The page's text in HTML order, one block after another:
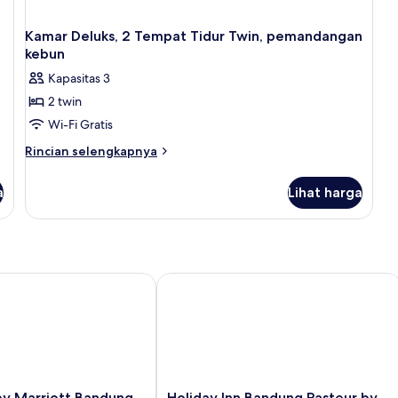
Kamar Deluks, 2 Tempat Tidur Twin, pemandangan
kebun
Kapasitas 3
2 twin
Wi-Fi Gratis
Rincian selengkapnya
Rincian
Kamar
Tidur
Lihat harga
Bandung Dago Holiday Inn Bandung Pasteur by IHG